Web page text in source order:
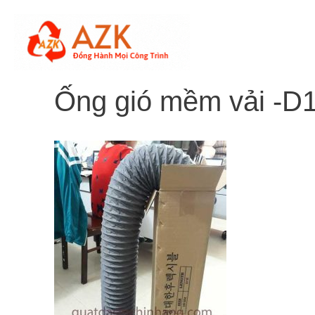
content
Ống gió mềm vải -